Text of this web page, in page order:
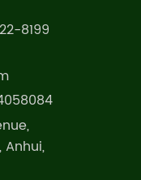
8199
Anhui,